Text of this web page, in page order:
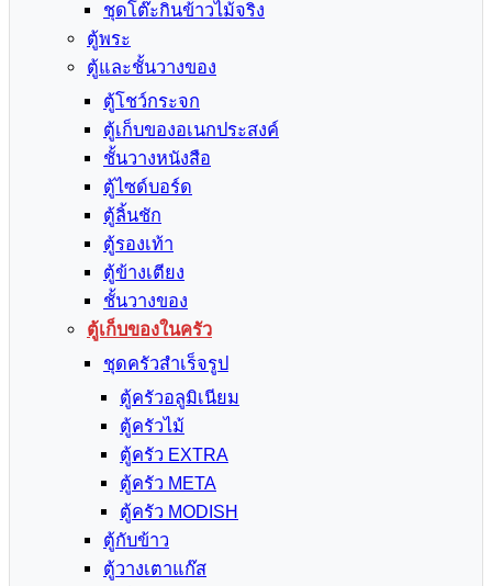
ชุดโต๊ะกินข้าวไม้จริง
ตู้พระ
ตู้และชั้นวางของ
ตู้โชว์กระจก
ตู้เก็บของอเนกประสงค์
ชั้นวางหนังสือ
ตู้ไซด์บอร์ด
ตู้ลิ้นชัก
ตู้รองเท้า
ตู้ข้างเตียง
ชั้นวางของ
ตู้เก็บของในครัว
ชุดครัวสำเร็จรูป
ตู้ครัวอลูมิเนียม
ตู้ครัวไม้
ตู้ครัว EXTRA
ตู้ครัว META
ตู้ครัว MODISH
ตู้กับข้าว
ตู้วางเตาแก๊ส